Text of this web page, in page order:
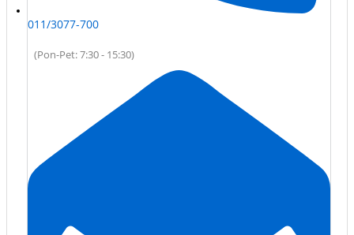
011/3077-700
(Pon-Pet: 7:30 - 15:30)